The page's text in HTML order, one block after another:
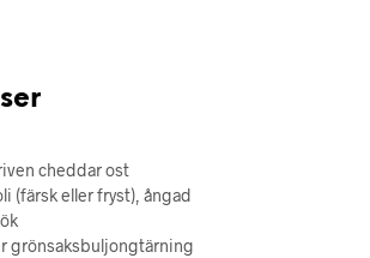
cheddar ost
(färsk eller fryst), ångad
grönsaksbuljongtärning